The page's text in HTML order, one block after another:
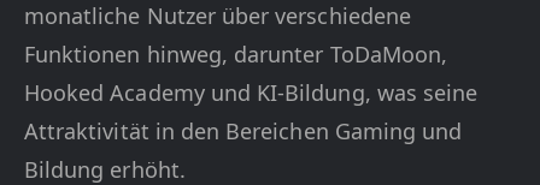
monatliche Nutzer über verschiedene
Funktionen hinweg, darunter ToDaMoon,
Hooked Academy und KI-Bildung, was seine
Attraktivität in den Bereichen Gaming und
Bildung erhöht.